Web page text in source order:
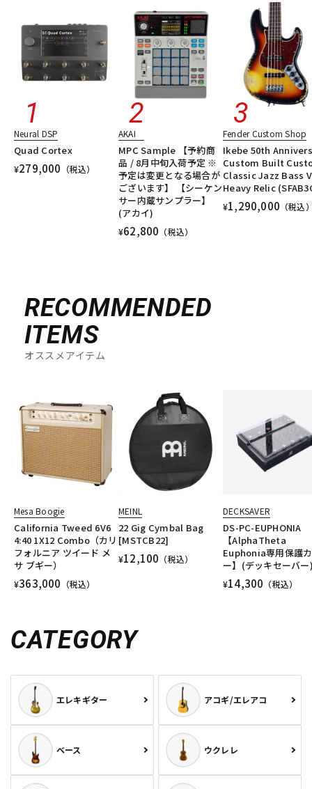
Neural DSP
Quad Cortex
¥279,000 （税込）
AKAI
MPC Sample 【予約商
品 / 8月中旬入荷予定 ※
予定は変更となる場合が
ございます】 【シーケン
サー内蔵サンプラー】
(アカイ)
¥62,800 （税込）
Fender Custom Shop
Ikebe 50th
Custom Built
Classic Jazz Bass V
Heavy Relic
¥1,290,000 （税込
RECOMMENDED
ITEMS
オススメアイテム
Mesa Boogie
California Tweed 6V6
4:40 1X12 Combo（カリ
フォルニア ツイード メ
サ ブギー）
¥363,000 （税込）
MEINL
22 Gig Cymbal Bag
[MSTCB22]
¥12,100 （税込）
DECKSAVER
DS-PC-EUPHONIA
【AlphaTheta
Euphonia専用保護
ー】(デッキセーバ
¥14,300 （税込）
CATEGORY
エレキギター アコギ/エレアコ
ベース ウクレレ